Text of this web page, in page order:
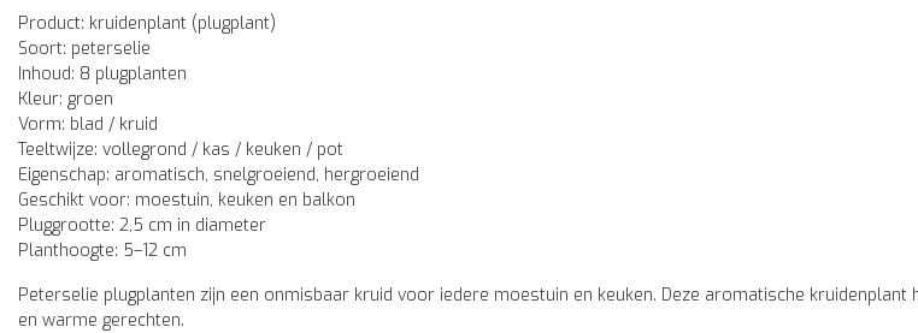
Product: kruidenplant (plugplant)
Soort: peterselie
Inhoud: 8 plugplanten
Kleur: groen
Vorm: blad / kruid
Teeltwijze: vollegrond / kas / keuken / pot
Eigenschap: aromatisch, snelgroeiend, hergroeiend
Geschikt voor: moestuin, keuken en balkon
Pluggrootte: 2,5 cm in diameter
Planthoogte: 5–12 cm
Peterselie plugplanten zijn een onmisbaar kruid voor iedere moestuin en keuken. Deze aromatische
en warme gerechten.